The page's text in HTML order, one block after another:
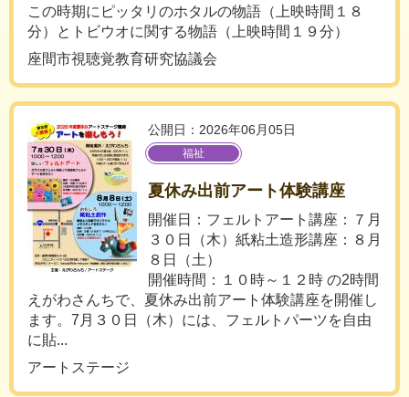
この時期にピッタリのホタルの物語（上映時間１８
分）とトビウオに関する物語（上映時間１９分）
座間市視聴覚教育研究協議会
公開日：2026年06月05日
福祉
夏休み出前アート体験講座
開催日：フェルトアート講座：７月
３０日（木）紙粘土造形講座：８月
８日（土）
開催時間：１０時～１２時 の2時間
えがわさんちで、夏休み出前アート体験講座を開催し
ます。7月３０日（木）には、フェルトパーツを自由
に貼...
アートステージ